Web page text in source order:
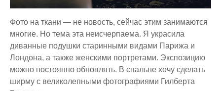
Фото на ткани — не новость, сейчас этим занимаются
многие. Но тема эта неисчерпаема. Я украсила
диванные подушки старинными видами Парижа и
Лондона, а также женскими портретами. Экспозицию
можно постоянно обновлять. В спальне хочу сделать
ширму с великолепными фотографиями Гилберта